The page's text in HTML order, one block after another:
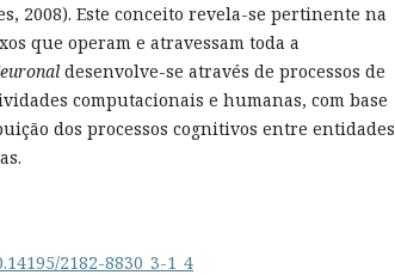
2008). Este conceito revela-se pertinente na
que operam e atravessam toda a
desenvolve-se através de processos de
computacionais e humanas, com base
dos processos cognitivos entre entidades
2182-8830_3-1_4